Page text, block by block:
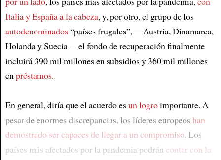
Italia y España a la cabeza, y, por otro, el grupo de los
autodenominados“países frugales”, —Austria, Dinamarca,
Holanda y Suecia— el fondo de recuperación finalmente
incluirá 390 mil millones en subsidios y 360 mil millones
enpréstamos.
En general, diría que el acuerdo esun logroimportante. A
pesar de enormes discrepancias, los líderes europeos han
demostrado ser capaces de llegar a un compromiso. Los
países más afectados por la pandemia podrán contar con la